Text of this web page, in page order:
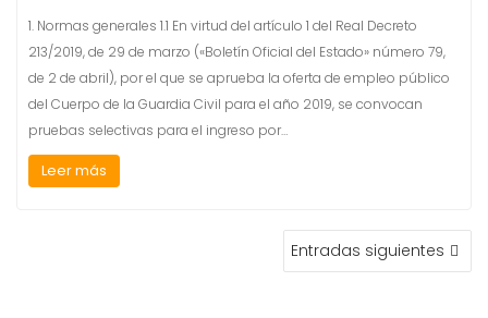
1. Normas generales 1.1 En virtud del artículo 1 del Real Decreto
213/2019, de 29 de marzo («Boletín Oficial del Estado» número 79,
de 2 de abril), por el que se aprueba la oferta de empleo público
del Cuerpo de la Guardia Civil para el año 2019, se convocan
pruebas selectivas para el ingreso por…
Leer más
Entradas siguientes